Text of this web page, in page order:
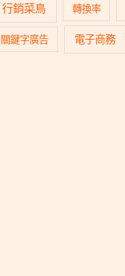
行銷菜鳥 轉換率
關鍵字廣告 電子商務